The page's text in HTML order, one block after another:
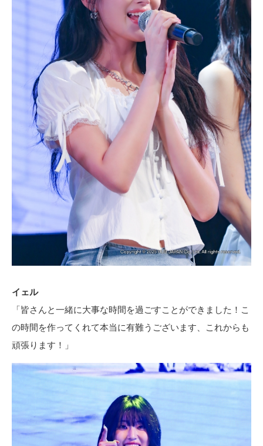
イェル
「皆さんと一緒に大事な時間を過ごすことができました！こ
の時間を作ってくれて本当に有難うございます、これからも
頑張ります！」